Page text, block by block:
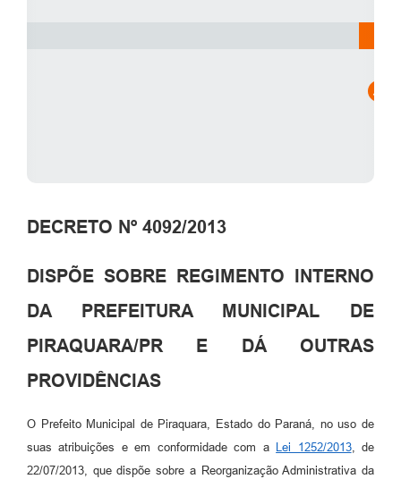
DECRETO Nº 4092/2013
DISPÕE SOBRE REGIMENTO INTERNO
DA PREFEITURA MUNICIPAL DE
PIRAQUARA/PR E DÁ OUTRAS
PROVIDÊNCIAS
O Prefeito Municipal de Piraquara, Estado do Paraná, no uso de
suas atribuições e em conformidade com a Lei 1252/2013, de
22/07/2013, que dispõe sobre a Reorganização Administrativa da